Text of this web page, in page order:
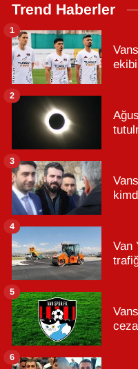
Trend Haberler
1
2
3
Van
4
5
6